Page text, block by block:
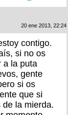
20 ene 2013, 22:24
contigo.
si no os
a la puta
gente
si os
que si
la mierda.